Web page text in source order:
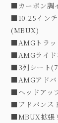
■カーボン調
■10.25インチ
(MBUX)
■AMGトラッ
■AMGライ
■3列シート
■AMGアドバ
■ヘッドアッ
■アドバンス
■MBUX拡張